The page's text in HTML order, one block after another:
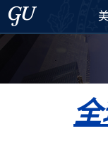
Skip to 美中全球议题
Skip to main content
Georgetown